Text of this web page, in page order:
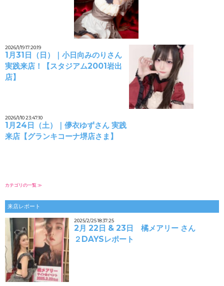
2026/1/19 17:20:19
1月31日（日）｜小日向みのりさん
実践来店！【スタジアム2001岩出
店】
2026/1/10 23:47:10
1月24日（土）｜儚衣ゆずさん 実践
来店【グランキコーナ堺店さま】
カテゴリの一覧 ≫
来店レポート
2025/2/25 18:37:25
2月 22日 & 23日 橘メアリー さん
２DAYSレポート